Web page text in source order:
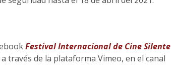
Festival Internacional de Cine Silente
través de la plataforma Vimeo, en el canal